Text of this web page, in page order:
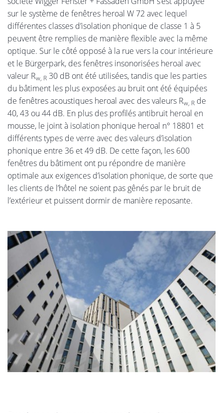
sur le système de fenêtres heroal W 72 avec lequel
différentes classes d’isolation phonique de classe 1 à 5
peuvent être remplies de manière flexible avec la même
optique. Sur le côté opposé à la rue vers la cour intérieure
et le Bürgerpark, des fenêtres insonorisées heroal avec
valeur Rw, R 30 dB ont été utilisées, tandis que les parties
du bâtiment les plus exposées au bruit ont été équipées
de fenêtres acoustiques heroal avec des valeurs Rw, R de
40, 43 ou 44 dB. En plus des profilés antibruit heroal en
mousse, le joint à isolation phonique heroal n° 18801 et
différents types de verre avec des valeurs d’isolation
phonique entre 36 et 49 dB. De cette façon, les 600
fenêtres du bâtiment ont pu répondre de manière
optimale aux exigences d’isolation phonique, de sorte que
les clients de l’hôtel ne soient pas gênés par le bruit de
l’extérieur et puissent dormir de manière reposante.